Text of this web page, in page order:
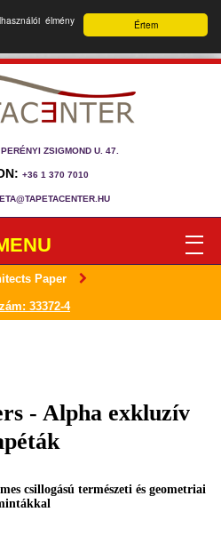
Értem
élmény
ZSIGMOND U. 47.
+36 1 370 7010
Paper
33372-4
- Alpha exkluzív
csillogású természeti és geometriai